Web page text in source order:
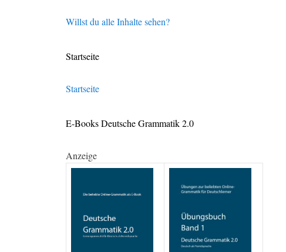
Willst du alle Inhalte sehen?
Startseite
Startseite
E-Books Deutsche Grammatik 2.0
Anzeige